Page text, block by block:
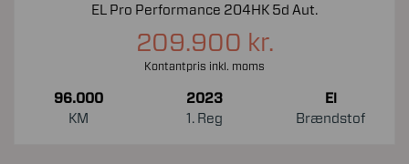
EL Pro Performance 204HK 5d Aut.
209.900 kr.
Kontantpris inkl. moms
96.000
KM
2023
1. Reg
El
Brændstof